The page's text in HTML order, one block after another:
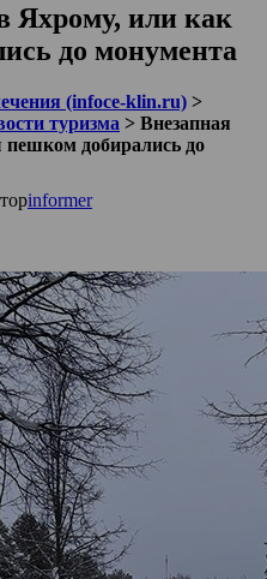
Яхрому, или как
до монумента
(infoce-klin.ru) >
туризма > Внезапная
добирались до
informer